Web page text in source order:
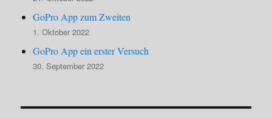
GoPro App zum Zweiten
1. Oktober 2022
GoPro App ein erster Versuch
30. September 2022